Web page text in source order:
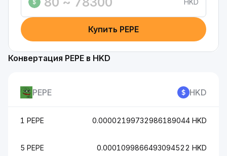
$
HKD
Купить PEPE
Конвертация PEPE в HKD
PEPE HKD
1 PEPE 0.00002199732986189044 HKD
5 PEPE 0.0001099866493094522 HKD